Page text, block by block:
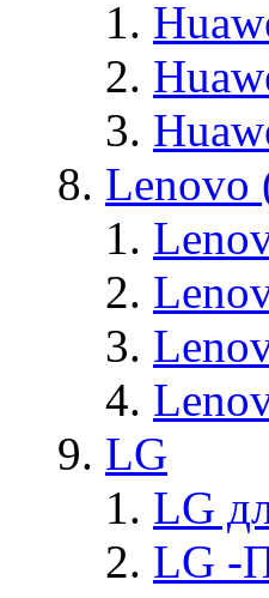
Lenovo
LG
LG
LG -